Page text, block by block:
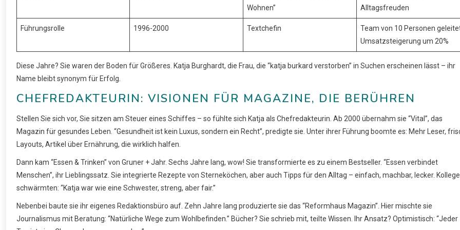
Wohnen”
Alltagsfreuden
Führungsrolle 1996-2000 Textchefin
Team von 10 Personen
Umsatzsteigerung um 20%
Diese Jahre? Sie waren der Boden für Größeres. Katja Burghardt, die Frau, die “katja burkard verstorben” in Suchen erscheinen lässt – ihr
Name bleibt synonym für Erfolg.
CHEFREDAKTEURIN: VISIONEN FÜR MAGAZINE, DIE BERÜHREN
Stellen Sie sich vor, Sie sitzen am Steuer eines Schiffes – so fühlte sich Katja als Chefredakteurin. Ab 2000 übernahm sie “Vital”, das
Magazin für gesundes Leben. “Gesundheit ist kein Luxus, sondern ein Recht”, predigte sie. Unter ihrer Führung boomte es: Mehr Leser,
Layouts, Artikel über Ernährung, die wirklich halfen.
Dann kam “Essen & Trinken” von Gruner + Jahr. Sechs Jahre lang, wow! Sie transformierte es zu einem Bestseller. “Essen verbindet
Menschen”, ihr Lieblingssatz. Sie integrierte Rezepte von Sterneköchen, aber auch Tipps für den Alltag – einfach, machbar, lecker.
schwärmten: “Katja war wie eine Schwester, streng, aber fair.”
Nebenbei baute sie ihr eigenes Redaktionsbüro auf. Zehn Jahre lang produzierte sie das “Reformhaus Magazin”. Hier mischte sie
Journalismus mit Beratung: “Natürliche Wege zum Wohlbefinden.” Bücher? Sie schrieb mit, teilte Wissen. Ihr Ansatz? Optimistisch: “Jeder